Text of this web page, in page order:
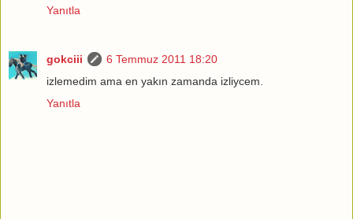
Yanıtla
gokciii
6 Temmuz 2011 18:20
izlemedim ama en yakın zamanda izliycem.
Yanıtla